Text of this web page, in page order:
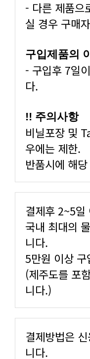
실 경우 구매
구입제품의
다.
!! 주의사항
우에는 제한.
반품시에 해
결제후 2~5일
니다.
5만원 이상
니다.)
니다.